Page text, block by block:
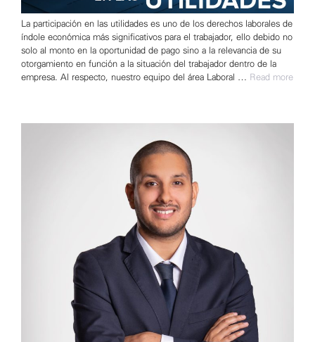
La participación en las utilidades es uno de los derechos laborales de
índole económica más significativos para el trabajador, ello debido no
solo al monto en la oportunidad de pago sino a la relevancia de su
otorgamiento en función a la situación del trabajador dentro de la
empresa. Al respecto, nuestro equipo del área Laboral … Read more